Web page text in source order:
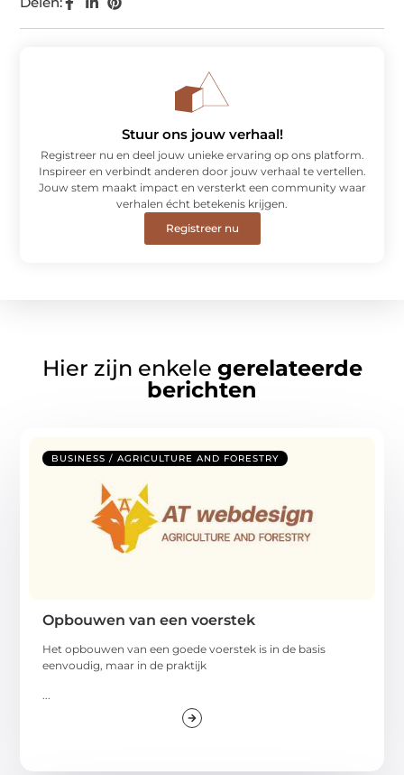
Stuur ons jouw verhaal!
Registreer nu en deel jouw unieke ervaring op ons platform.
Inspireer en verbindt anderen door jouw verhaal te vertellen.
Jouw stem maakt impact en versterkt een community waar
verhalen écht betekenis krijgen.
Registreer nu
Hier zijn enkele gerelateerde
berichten
BUSINESS / AGRICULTURE AND FORESTRY
Opbouwen van een voerstek
Het opbouwen van een goede voerstek is in de basis
eenvoudig, maar in de praktijk